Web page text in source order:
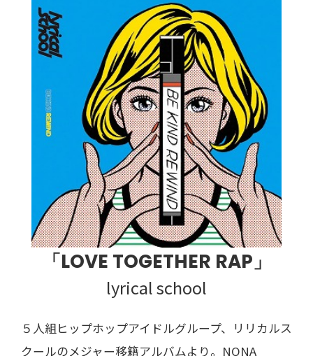
「LOVE TOGETHER RAP」
lyrical school
５人組ヒップホップアイドルグループ、リリカルス
クールのメジャー移籍アルバムより。NONA